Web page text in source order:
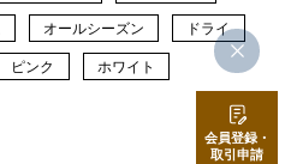
オールシーズン ドライ
ピンク ホワイト
会員登録・
取引申請